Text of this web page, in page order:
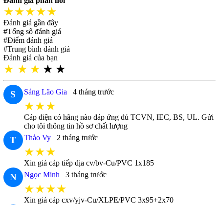
★★★★★
Đánh giá gần đây
#Tổng số đánh giá
#Điểm đánh giá
#Trung bình đánh giá
Đánh giá của bạn
★ ★ ★ ★ ★
S Sáng Lão Gia 4 tháng trước
★★★
Cáp điện có hãng nào đáp ứng đủ TCVN, IEC, BS, UL. Gửi
cho tôi thông tin hồ sơ chất lượng
T Thảo Vy 2 tháng trước
★★★
Xin giá cáp tiếp địa cv/bv-Cu/PVC 1x185
N Ngọc Minh 3 tháng trước
★★★★
Xin giá cáp cxv/yjv-Cu/XLPE/PVC 3x95+2x70